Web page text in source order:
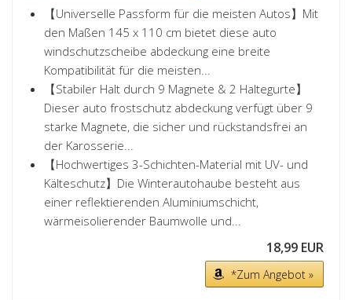
【Universelle Passform für die meisten Autos】Mit
den Maßen 145 x 110 cm bietet diese auto
windschutzscheibe abdeckung eine breite
Kompatibilität für die meisten...
【Stabiler Halt durch 9 Magnete & 2 Haltegurte】
Dieser auto frostschutz abdeckung verfügt über 9
starke Magnete, die sicher und rückstandsfrei an
der Karosserie...
【Hochwertiges 3-Schichten-Material mit UV- und
Kälteschutz】Die Winterautohaube besteht aus
einer reflektierenden Aluminiumschicht,
wärmeisolierender Baumwolle und...
18,99 EUR
*Zum Angebot »